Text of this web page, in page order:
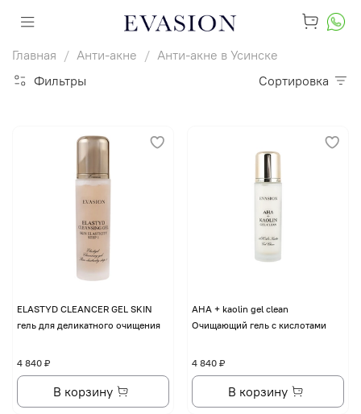
Главная Анти-акне
Анти-акне в Усинске
Фильтры
Сортировка
ELASTYD CLEANCER GEL SKIN
гель для деликатного очищения
4 840 ₽
В корзину
AHA + kaolin gel clean
Очищающий гель с кислотами
4 840 ₽
В корзину